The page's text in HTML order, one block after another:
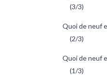
(3/3)
Quoi de neuf
(2/3)
Quoi de neuf
(1/3)